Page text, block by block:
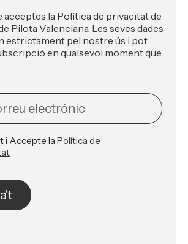
la Política de privacitat de
Pilota Valenciana. Les seves dades
estrictament pel nostre ús i pot
en qualsevol moment que
i Accepte la Política de